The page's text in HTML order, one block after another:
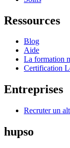
Ressources
Blog
Aide
La formation
Certification
Entreprises
Recruter un
hupso